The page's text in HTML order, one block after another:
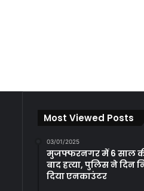
Most Viewed Posts
03/01/2025
मुजफ्फरनगर में 6 साल
बाद हत्या, पुलिस ने दिन
दिया एनकाउंटर